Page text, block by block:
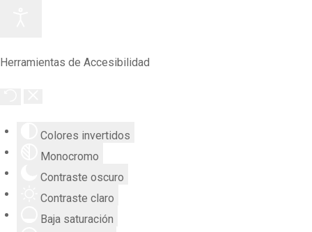
Herramientas de Accesibilidad
Colores invertidos
Monocromo
Contraste oscuro
Contraste claro
Baja saturación